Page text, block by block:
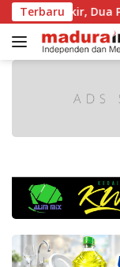
Langsung
ke
konten
Terbaru
Diparkir, Dua